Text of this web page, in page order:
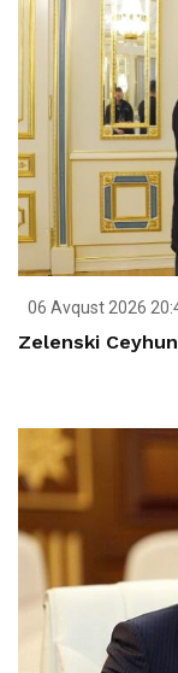
06 Avqust 2026
Zelenski